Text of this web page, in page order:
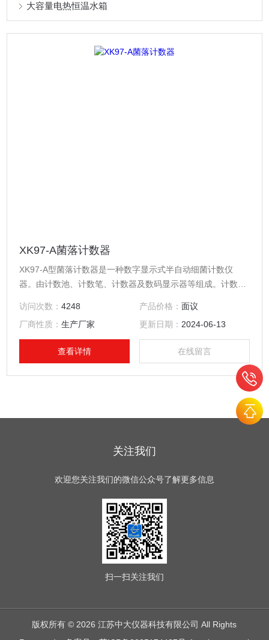
大容量电热恒温水箱
XK97-A菌落计数器
XK97-A型菌落计数器是一种数字显示式半自动细菌计数仪
器。由计数池、计数笔、计数器及数码显示器等组成。计数池
池面有一定的倾斜度，便于观察。本仪器操作方便、计数准
确，可减轻实验人员的劳动强度，提高功效，提高工作质量。
该仪器广泛用于食品、饮料、药品、生物制品、化妆品、卫生
用品、饮用水、生活污水、工业废水、临床标本中细菌数的检
访问次数：4248 产品价格： 面议
厂商性质：生产厂家 更新日期： 2024-06-13
查看详情 在线留言
关注我们
欢迎您关注我们的微信公众号了解更多信息
扫一扫关注我们
版权所有 © 2026 江苏中大仪器科技有限公司 All Rights